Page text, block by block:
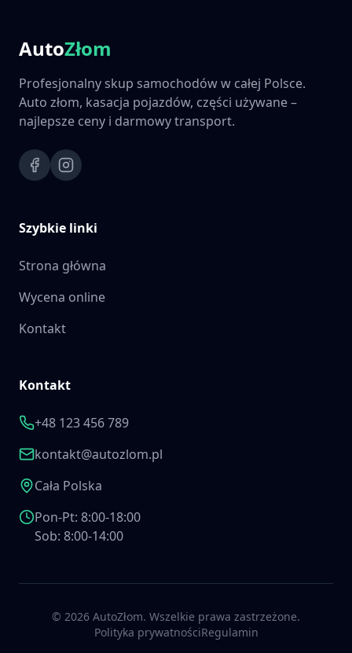
AutoZłom
Profesjonalny skup samochodów w całej Polsce.
Auto złom, kasacja pojazdów, części używane –
najlepsze ceny i darmowy transport.
Szybkie linki
Strona główna
Wycena online
Kontakt
Kontakt
+48 123 456 789
kontakt@autozlom.pl
Cała Polska
Pon-Pt: 8:00-18:00
Sob: 8:00-14:00
© 2026 AutoZłom. Wszelkie prawa zastrzeżone.
Polityka prywatnościRegulamin